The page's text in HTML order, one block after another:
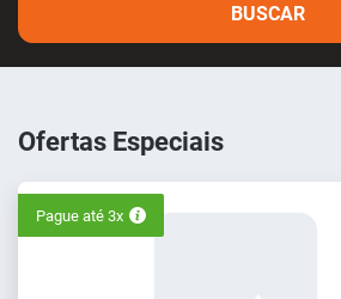
BUSCAR
Ofertas Especiais
Pague até 3x